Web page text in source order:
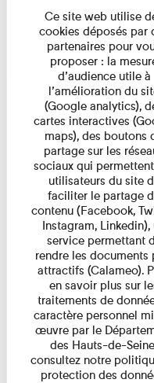
Lecture
Marie Cosnay — Toi
l'Imprimerie n°10 À ...
Pages
Ce site web utilise
cookies déposés par
partenaires pour
proposer : la
d’audience utile à
l’amélioration du
(Google analytics),
cartes interactives
maps), des boutons
partage sur les
sociaux qui
utilisateurs du site
faciliter le partage
contenu (Facebook,
Instagram, Linkedin),
service permettant
rendre les documents
attractifs (Calameo).
en savoir plus sur
traitements de
caractère personnel
œuvre par le
des Hauts-de-
consultez notre
protection des